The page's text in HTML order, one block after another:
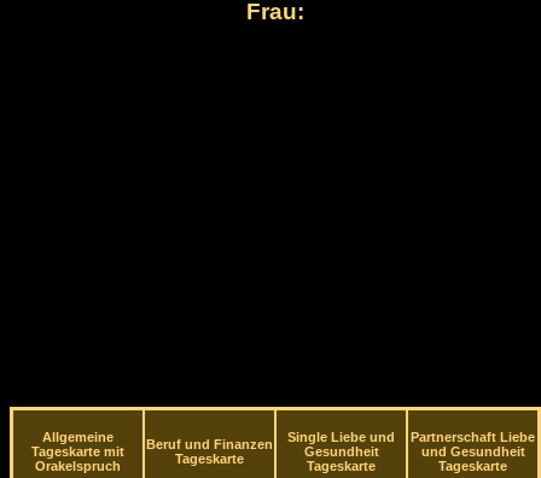
Frau:
Allgemeine
Tageskarte mit
Orakelspruch
Beruf und Finanzen
Tageskarte
Single Liebe und
Gesundheit
Tageskarte
Partnerschaft Liebe
und Gesundheit
Tageskarte